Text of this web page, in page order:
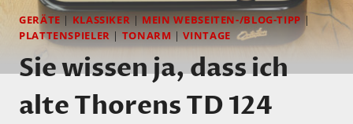
GERÄTE | KLASSIKER | MEIN WEBSEITEN-/BLOG-TIPP |
PLATTENSPIELER | TONARM |VINTAGE
Sie wissen ja, dass ich
alte Thorens TD 124